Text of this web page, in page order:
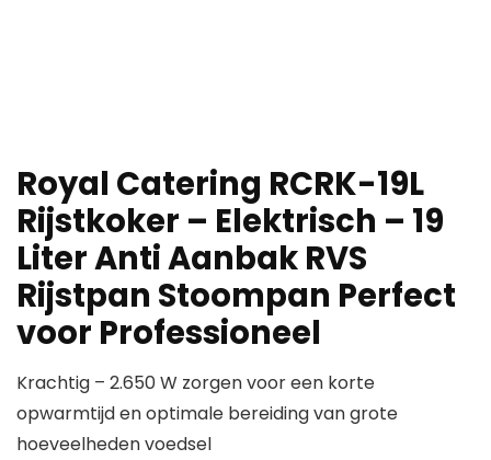
Royal Catering RCRK-19L
Rijstkoker – Elektrisch – 19
Liter Anti Aanbak RVS
Rijstpan Stoompan Perfect
voor Professioneel
Krachtig – 2.650 W zorgen voor een korte
opwarmtijd en optimale bereiding van grote
hoeveelheden voedsel